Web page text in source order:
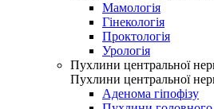
Мамологія
Гінекологія
Проктологія
Урологія
Пухлини центральної
Пухлини центральної
Аденома гіпофізу